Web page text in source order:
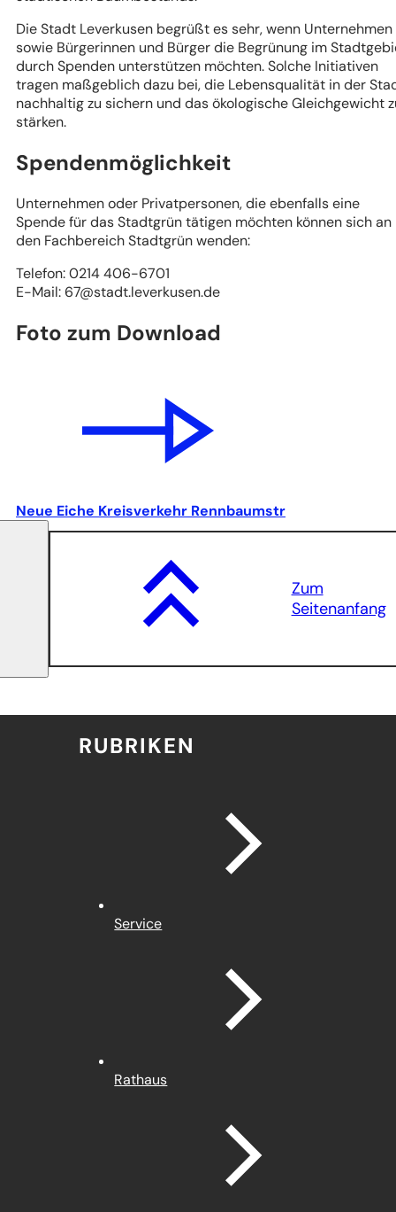
Die Stadt Leverkusen begrüßt es sehr, wenn Unternehmen
sowie Bürgerinnen und Bürger die Begrünung im
durch Spenden unterstützen möchten. Solche Initiativen
tragen maßgeblich dazu bei, die Lebensqualität in der
nachhaltig zu sichern und das ökologische Gleichgewicht
stärken.
Spendenmöglichkeit
Unternehmen oder Privatpersonen, die ebenfalls eine
Spende für das Stadtgrün tätigen möchten können sich an
den Fachbereich Stadtgrün wenden:
Telefon: 0214 406-6701
E-Mail: 67 stadt.leverkusende
Foto zum Download
Neue Eiche Kreisverkehr Rennbaumstr
Zum
Seitenanfang
RUBRIKEN
Service
Rathaus